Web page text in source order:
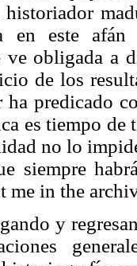
en este
obligada a
de los
ha predicado
es tiempo
no lo
siempre
me in the
y